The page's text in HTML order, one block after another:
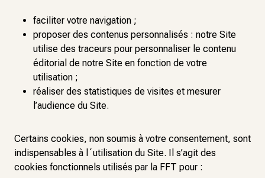
faciliter votre navigation ;
proposer des contenus personnalisés : notre Site
utilise des traceurs pour personnaliser le contenu
éditorial de notre Site en fonction de votre
utilisation ;
réaliser des statistiques de visites et mesurer
l’audience du Site.
Certains cookies, non soumis à votre consentement, sont
indispensables à l´utilisation du Site. Il s’agit des
cookies fonctionnels utilisés par la FFT pour :